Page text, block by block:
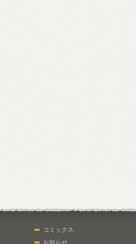
コミックス
お知らせ